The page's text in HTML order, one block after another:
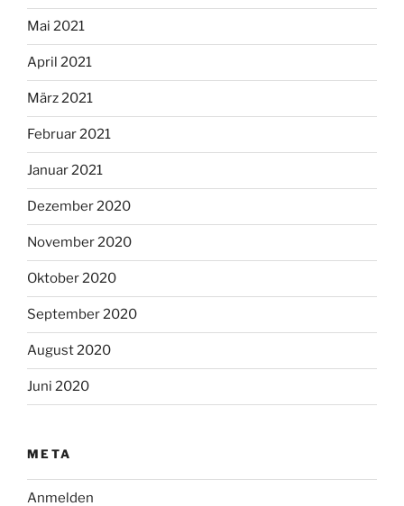
Mai 2021
April 2021
März 2021
Februar 2021
Januar 2021
Dezember 2020
November 2020
Oktober 2020
September 2020
August 2020
Juni 2020
META
Anmelden